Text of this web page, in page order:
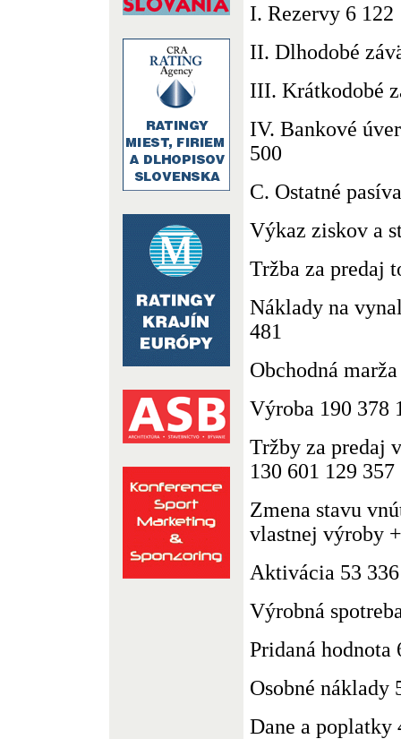
I. Rezervy 6 122
II. Dlhodobé
III. Krátkodobé
IV. Bankové
500
C. Ostatné
Výkaz ziskov a
Tržba za predaj
Náklady na
481
Obchodná
Výroba 190 378
Tržby za predaj
130 601 129 357
Zmena stavu
vlastnej výroby
Aktivácia 53
Výrobná
Pridaná hodnota
Osobné náklady
Dane a poplatky